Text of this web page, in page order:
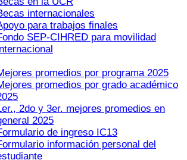
internacionales
para trabajos finales
SEP-CIHRED para movilidad
promedios por programa 2025
promedios por grado académico
2do y 3er. mejores promedios en
2025
de ingreso IC13
información personal del